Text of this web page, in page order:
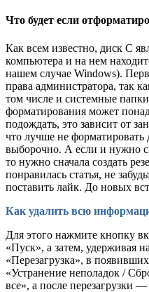
Что будет если
Как всем известно, диск C
компьютера и на нем
нашем случае Windows).
права администратора, так
том числе и системные
форматирования может
подождать, это зависит от
что лучше не форматировать
выборочно. А если и нужно
то нужно сначала создать
понравилась статья, не
поставить лайк. До новых
Как удалить всю
Для этого нажмите кнопку
«Пуск», а затем, удерживая
«Перезагрузка», в
«Устранение неполадок /
все», а после перезагрузки